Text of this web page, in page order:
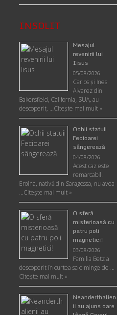
INSOLIT
Mesajul
revenirii lui
Iisus
05/08/2026
Carlos şi Ines
Alvarez din
Bakersfield, California, SUA, au
descoperit, …Citeşte mai mult »
Ochii statuii
Fecioarei
sângerează
04/08/2026
Acest caz este
remarcabil.
Eroina, nativă din Saragossa, nu avea
…Citeşte mai mult »
O sferă
misterioasă cu
patru poli
magnetici!
03/08/2026
Familia Betz a
descoperit în curtea sa o minge de …
Citeşte mai mult »
Neanderthalien
ii au ajuns oare